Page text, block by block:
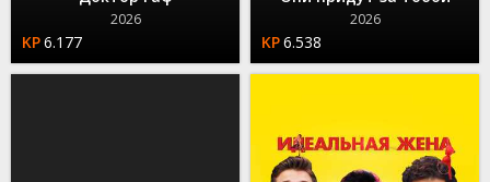
2026
6.177
2026
6.538